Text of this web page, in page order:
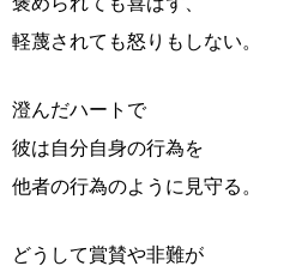
軽蔑されても怒りもしない。
澄んだハートで
彼は自分自身の行為を
他者の行為のように見守る。
どうして賞賛や非難が